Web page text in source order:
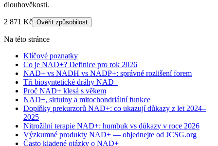
dlouhověkosti.
2 871 Kč Ověřit způsobilost
Na této stránce
Klíčové poznatky
Co je NAD+? Definice pro rok 2026
NAD+ vs NADH vs NADP+: správné rozlišení forem
Tři biosyntetické dráhy NAD+
Proč NAD+ klesá s věkem
NAD+, sirtuiny a mitochondriální funkce
Doplňky prekurzorů NAD+: co ukazují důkazy z let 2024–
2025
Nitrožilní terapie NAD+: humbuk vs důkazy v roce 2026
Výzkumné produkty NAD+ — objednejte od JCSG.org
Často kladené otázky o NAD+